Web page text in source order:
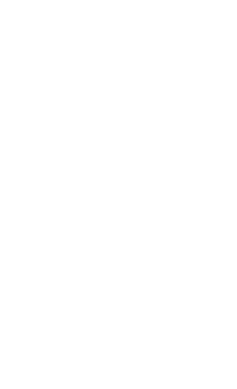
esta receta